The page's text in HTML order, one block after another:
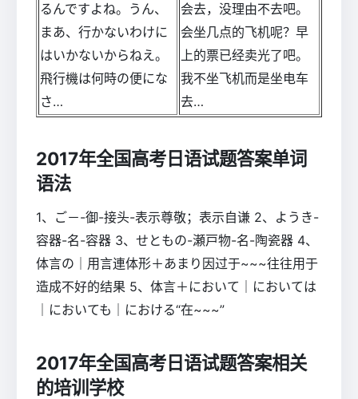
るんですよね。うん、
まあ、行かないわけに
はいかないからねえ。
飛行機は何時の便にな
さ…
会去，没理由不去吧。
会坐几点的飞机呢？早
上的票已经卖光了吧。
我不坐飞机而是坐电车
去…
2017年全国高考日语试题答案单词
语法
1、ご－-御-接头-表示尊敬；表示自谦 2、ようき-
容器-名-容器 3、せともの-瀬戸物-名-陶瓷器 4、
体言の｜用言連体形＋あまり因过于~~~往往用于
造成不好的结果 5、体言＋において｜においては
｜においても｜における“在~~~”
2017年全国高考日语试题答案相关
的培训学校